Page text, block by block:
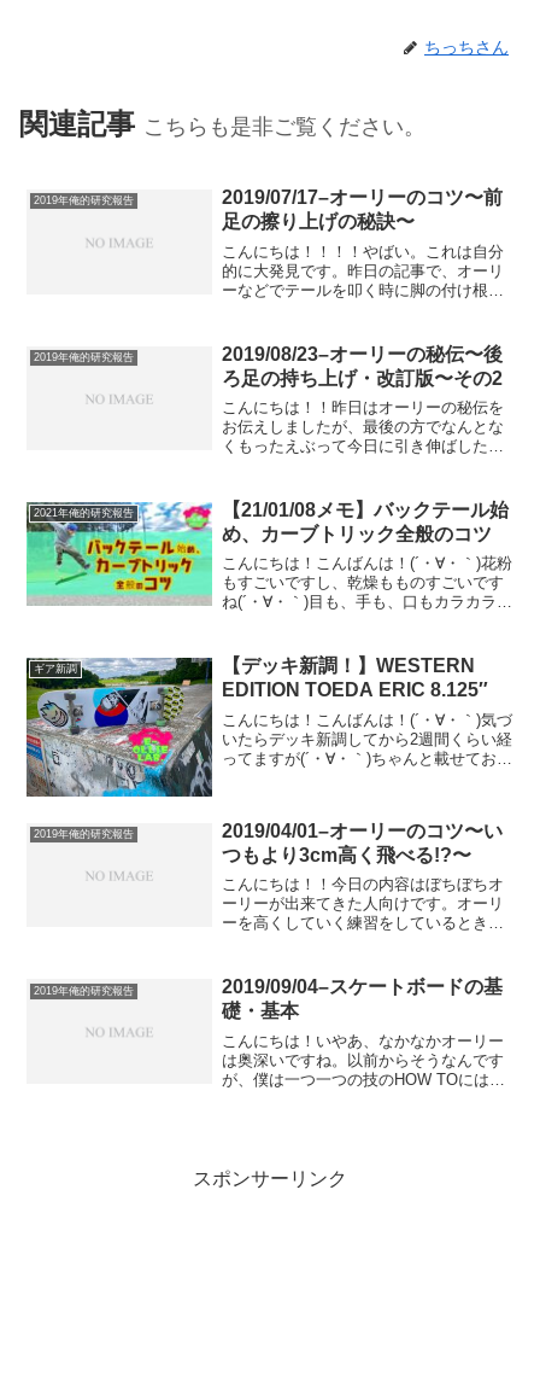
ちっちさん
関連記事 こちらも是非ご覧ください。
2019年俺的研究報告
2019/07/17–オーリーのコツ〜前
足の擦り上げの秘訣〜
こんにちは！！！！やばい。これは自分
的に大発見です。昨日の記事で、オーリ
ーなどでテールを叩く時に脚の付け根か
れからまた僕は考えたのです。そして気
づきました。「あれ？オー...
2019年俺的研究報告
2019/08/23–オーリーの秘伝〜後
ろ足の持ち上げ・改訂版〜その2
こんにちは！！昨日はオーリーの秘伝を
お伝えしましたが、最後の方でなんとな
くもったえぶって今日に引き伸ばした話
は今まで前足の擦り上げを体を小さくす
る空中のピークまで...
2021年俺的研究報告
【21/01/08メモ】バックテール始
め、カーブトリック全般のコツ
こんにちは！こんばんは！(´・∀・｀)花粉
もすごいですし、乾燥もものすごいです
ね(´・∀・｀)目も、手も、口もカラカラ乾
ても重要な意識、というか体の使い方、
という...
ギア新調
【デッキ新調！】WESTERN
EDITION TOEDA ERIC 8.125″
こんにちは！こんばんは！(´・∀・｀)気づ
いたらデッキ新調してから2週間くらい経
ってますが(´・∀・｀)ちゃんと載せておき
者...
2019年俺的研究報告
2019/04/01–オーリーのコツ〜い
つもより3cm高く飛べる!?〜
こんにちは！！今日の内容はぼちぼちオ
ーリーが出来てきた人向けです。オーリ
ーを高くしていく練習をしているとき、
き上げられないなぁ、っていうのも似た
ようなことですね。その悩...
2019年俺的研究報告
2019/09/04–スケートボードの基
礎・基本
こんにちは！いやあ、なかなかオーリー
は奥深いですね。以前からそうなんです
が、僕は一つ一つの技のHOW TOにはあ
スポンサーリンク